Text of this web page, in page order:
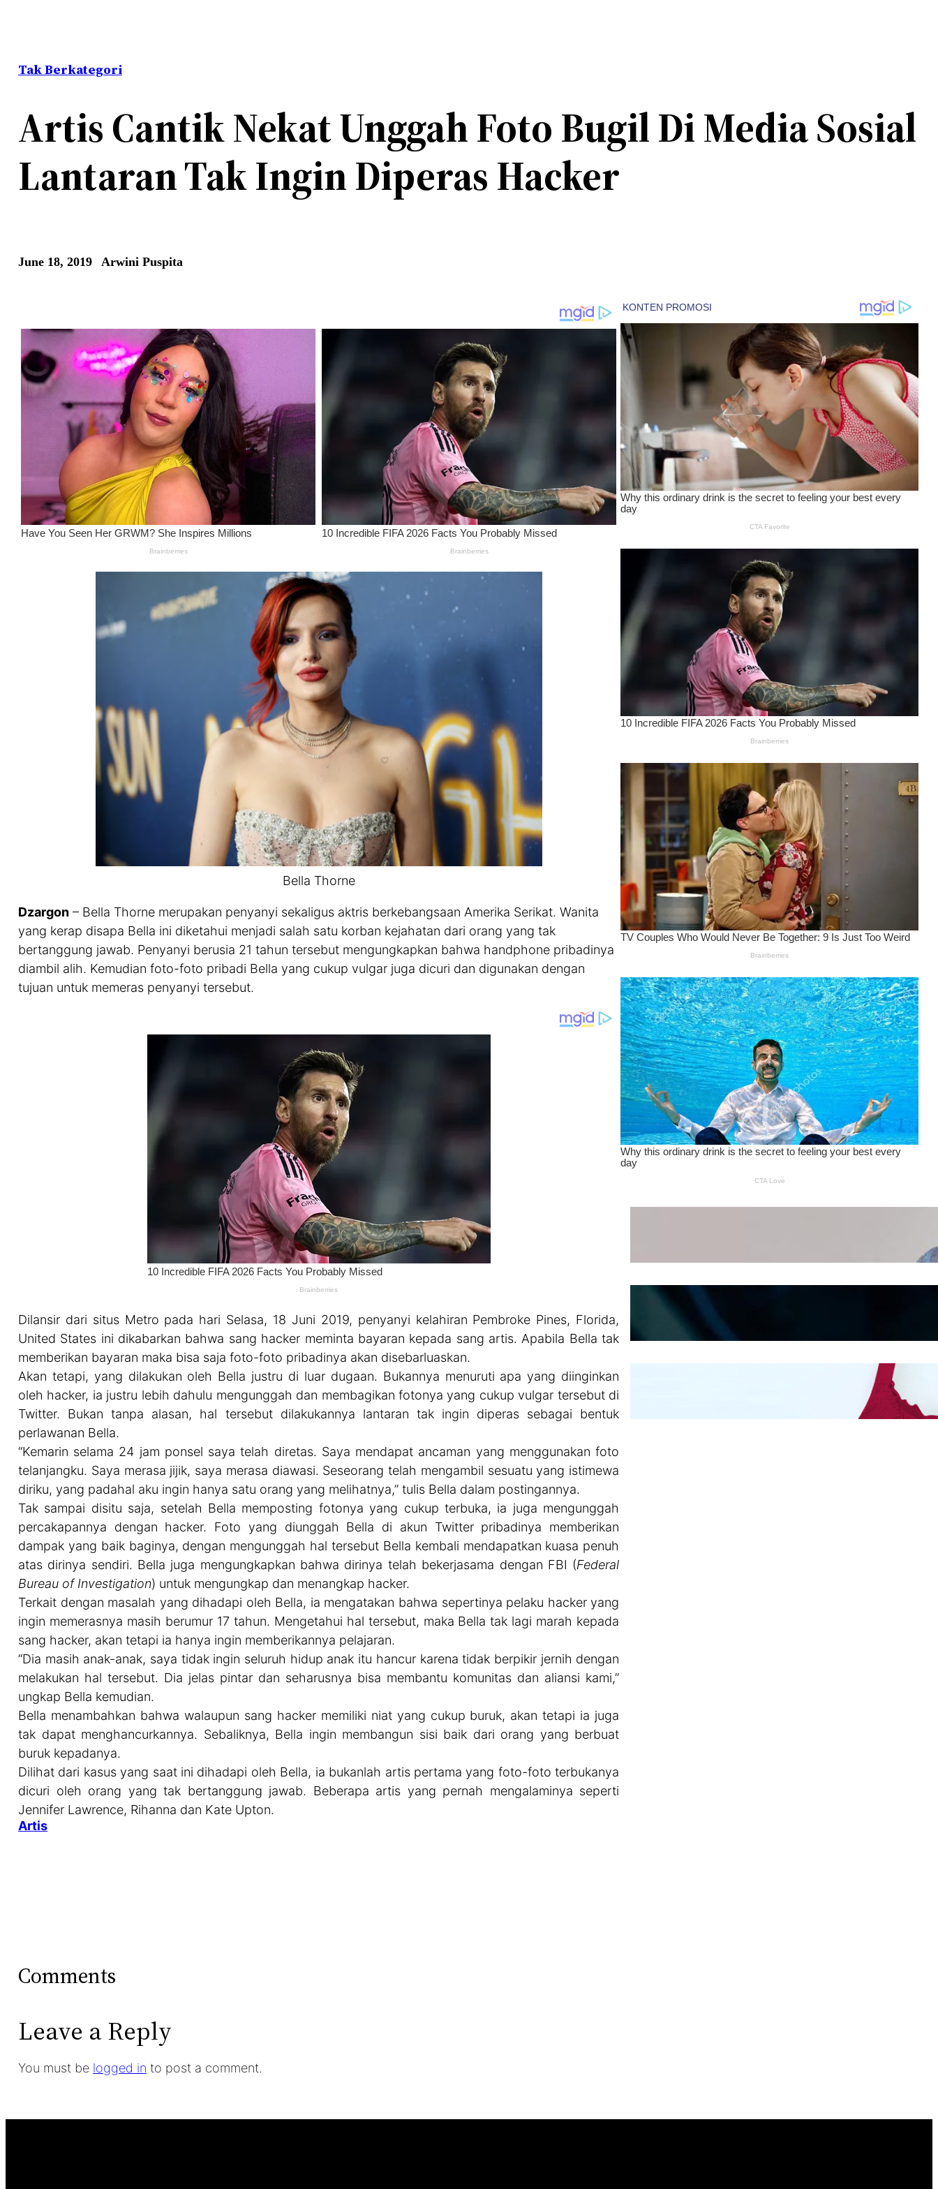
Tak Berkategori
Artis Cantik Nekat Unggah Foto Bugil Di Media Sosial
Lantaran Tak Ingin Diperas Hacker
June 18, 2019 Arwini Puspita
Bella Thorne
Dzargon – Bella Thorne merupakan penyanyi sekaligus aktris berkebangsaan Amerika Serikat. Wanita
yang kerap disapa Bella ini diketahui menjadi salah satu korban kejahatan dari orang yang tak
bertanggung jawab. Penyanyi berusia 21 tahun tersebut mengungkapkan bahwa handphone pribadinya
diambil alih. Kemudian foto-foto pribadi Bella yang cukup vulgar juga dicuri dan digunakan dengan
tujuan untuk memeras penyanyi tersebut.
Dilansir dari situs Metro pada hari Selasa, 18 Juni 2019, penyanyi kelahiran Pembroke Pines, Florida,
United States ini dikabarkan bahwa sang hacker meminta bayaran kepada sang artis. Apabila Bella tak
memberikan bayaran maka bisa saja foto-foto pribadinya akan disebarluaskan.
Akan tetapi, yang dilakukan oleh Bella justru di luar dugaan. Bukannya menuruti apa yang diinginkan
oleh hacker, ia justru lebih dahulu mengunggah dan membagikan fotonya yang cukup vulgar tersebut di
Twitter. Bukan tanpa alasan, hal tersebut dilakukannya lantaran tak ingin diperas sebagai bentuk
perlawanan Bella.
“Kemarin selama 24 jam ponsel saya telah diretas. Saya mendapat ancaman yang menggunakan foto
telanjangku. Saya merasa jijik, saya merasa diawasi. Seseorang telah mengambil sesuatu yang istimewa
diriku, yang padahal aku ingin hanya satu orang yang melihatnya,” tulis Bella dalam postingannya.
Tak sampai disitu saja, setelah Bella memposting fotonya yang cukup terbuka, ia juga mengunggah
percakapannya dengan hacker. Foto yang diunggah Bella di akun Twitter pribadinya memberikan
dampak yang baik baginya, dengan mengunggah hal tersebut Bella kembali mendapatkan kuasa penuh
atas dirinya sendiri. Bella juga mengungkapkan bahwa dirinya telah bekerjasama dengan FBI (Federal
Bureau of Investigation) untuk mengungkap dan menangkap hacker.
Terkait dengan masalah yang dihadapi oleh Bella, ia mengatakan bahwa sepertinya pelaku hacker yang
ingin memerasnya masih berumur 17 tahun. Mengetahui hal tersebut, maka Bella tak lagi marah kepada
sang hacker, akan tetapi ia hanya ingin memberikannya pelajaran.
“Dia masih anak-anak, saya tidak ingin seluruh hidup anak itu hancur karena tidak berpikir jernih dengan
melakukan hal tersebut. Dia jelas pintar dan seharusnya bisa membantu komunitas dan aliansi kami,”
ungkap Bella kemudian.
Bella menambahkan bahwa walaupun sang hacker memiliki niat yang cukup buruk, akan tetapi ia juga
tak dapat menghancurkannya. Sebaliknya, Bella ingin membangun sisi baik dari orang yang berbuat
buruk kepadanya.
Dilihat dari kasus yang saat ini dihadapi oleh Bella, ia bukanlah artis pertama yang foto-foto terbukanya
dicuri oleh orang yang tak bertanggung jawab. Beberapa artis yang pernah mengalaminya seperti
Jennifer Lawrence, Rihanna dan Kate Upton.
Artis
Wanita Pamer Pakaian
Kepribadian
Mengintip Kepribadian
Wanita Dari Warna Bra
Comments
Leave a Reply
You must be logged in to post a comment.